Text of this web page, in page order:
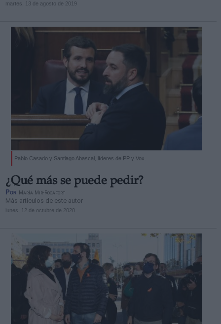
martes, 13 de agosto de 2019
Pablo Casado y Santiago Abascal, líderes de PP y Vox.
¿Qué más se puede pedir?
Por María Mir-Rocafort
Más artículos de este autor
lunes, 12 de octubre de 2020